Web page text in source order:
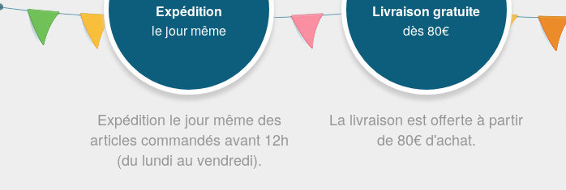
Expédition
le jour même
Expédition le jour même des
articles commandés avant 12h
(du lundi au vendredi).
Livraison gratuite
dès 80€
La livraison est offerte à partir
de 80€ d'achat.